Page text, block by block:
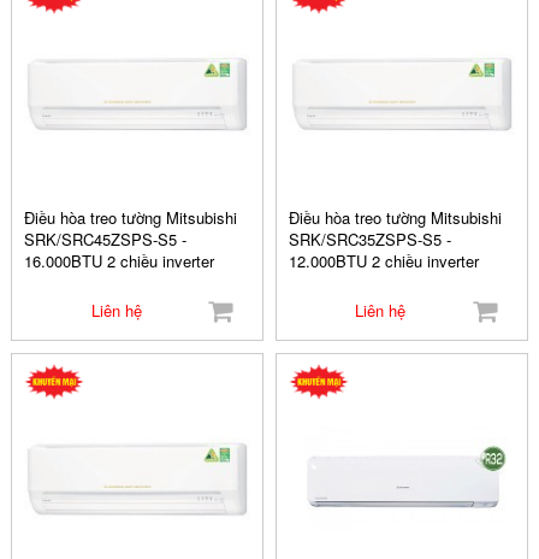
Điều hòa treo tường Mitsubishi
SRK/SRC45ZSPS-S5 -
16.000BTU 2 chiều inverter
Liên hệ
Điều hòa treo tường Mitsubishi
SRK/SRC35ZSPS-S5 -
12.000BTU 2 chiều inverter
Liên hệ